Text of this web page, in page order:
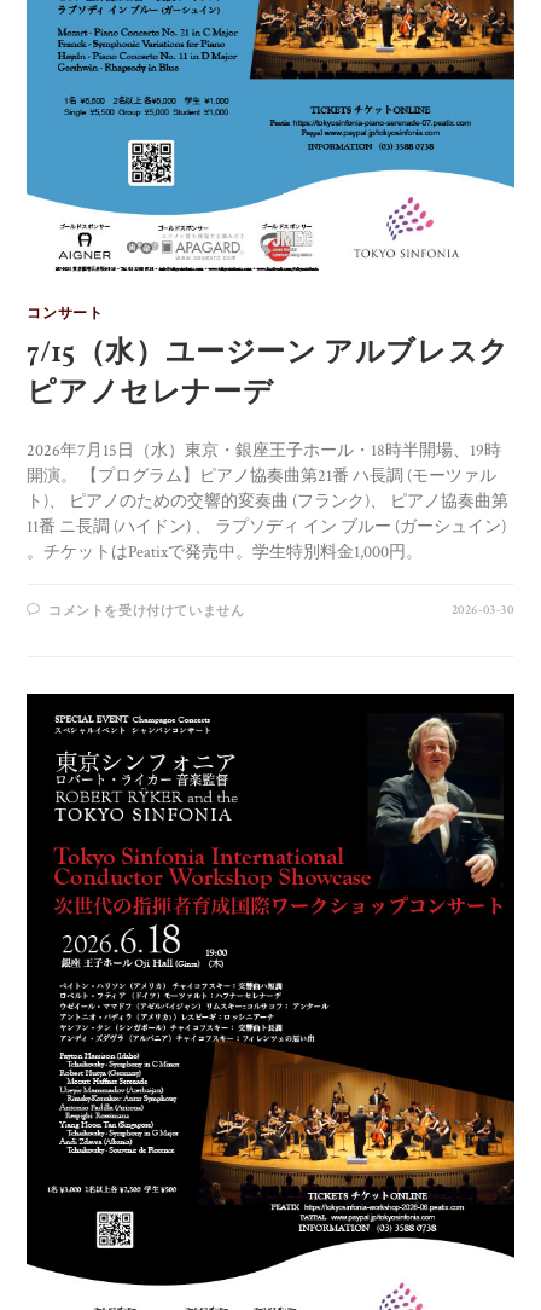
コンサート
7/15（水）ユージーン アルブレスク
ピアノセレナーデ
2026年7月15日（水）東京・銀座王子ホール・18時半開場、19時
開演。 【プログラム】ピアノ協奏曲第21番 ハ長調 (モーツァル
ト)、 ピアノのための交響的変奏曲 (フランク)、 ピアノ協奏曲第
11番 ニ長調 (ハイドン) 、 ラプソディ イン ブルー (ガーシュイン)
。チケットはPeatixで発売中。学生特別料金1,000円。
コメントを受け付けていません 2026-03-30